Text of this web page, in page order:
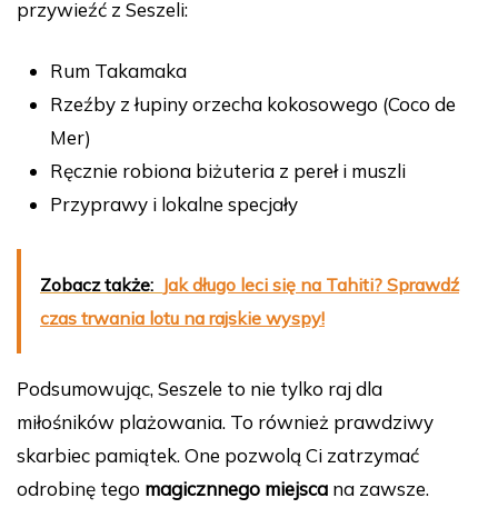
przywieźć z Seszeli:
Rum Takamaka
Rzeźby z łupiny orzecha kokosowego (Coco de
Mer)
Ręcznie robiona biżuteria z pereł i muszli
Przyprawy i lokalne specjały
Zobacz także: Jak długo leci się na Tahiti? Sprawdź
czas trwania lotu na rajskie wyspy!
Podsumowując, Seszele to nie tylko raj dla
miłośników plażowania. To również prawdziwy
skarbiec pamiątek. One pozwolą Ci zatrzymać
odrobinę tego magicznnego miejsca na zawsze.